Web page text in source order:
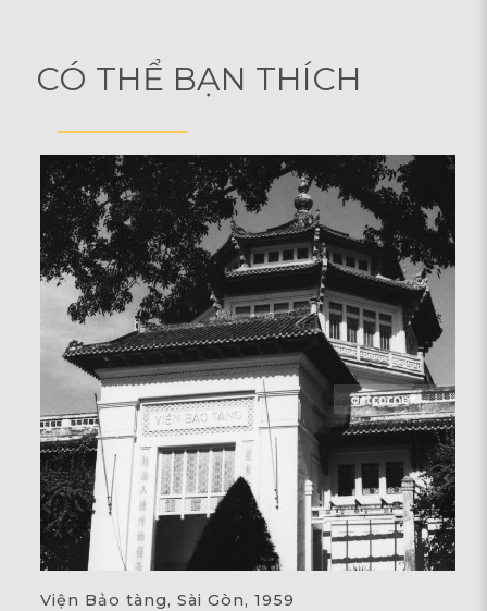
CÓ THỂ BẠN THÍCH
Viện Bảo tàng, Sài Gòn, 1959